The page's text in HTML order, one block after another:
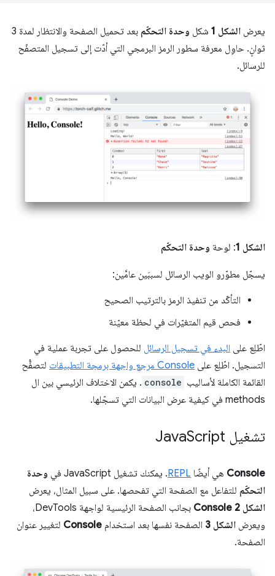
يعرض الشكل 1 شكل وحدة التحكّم
بعد تحميل الصفحة والانتظار لمدة 3
ثوانٍ. حاوِل معرفة سطور الرمز البرمجي التي أدّت إلى تسجيل المتصفّح
للرسائل.
الشكل 1 : لوحة وحدة التحكّم
يسجّل مطوّرو الويب الرسائل لسببَين عامَّين:
التأكّد من تنفيذ الرمز بالترتيب الصحيح
فحص قيم المتغيّرات في لحظة معيّنة
اطّلِع على البدء في تسجيل الرسائل للحصول على تجربة عملية في
التسجيل. اطّلِع على Console مرجع واجهة برمجة التطبيقات
لتصفُّح
القائمة الكاملة لأساليب console . يكمن الاختلاف الرئيسي بين ال
methods في كيفية عرض البيانات التي تسجّلها.
تشغيل Java Script
Console هي أيضًا REPL. يمكنك تشغيل JavaScript في
وحدة
التحكّم للتفاعل مع الصفحة التي تفحصها. على سبيل المثال، يعرض
الشكل 2
Console
بجانب الصفحة الرئيسية لواجهة DevTools،
ويعرض الشكل 3 الصفحة نفسها بعد استخدام Console لتغيير عنوان
الصفحة.